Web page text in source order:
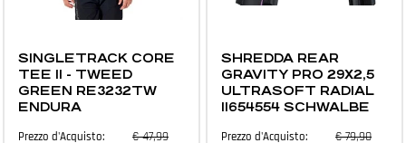
SINGLETRACK CORE
TEE II - TWEED
GREEN RE3232TW
ENDURA
Prezzo d'Acquisto: € 47,99
SHREDDA REAR
GRAVITY PRO 29X2,5
ULTRASOFT RADIAL
11654554 SCHWALBE
Prezzo d'Acquisto: € 79,90